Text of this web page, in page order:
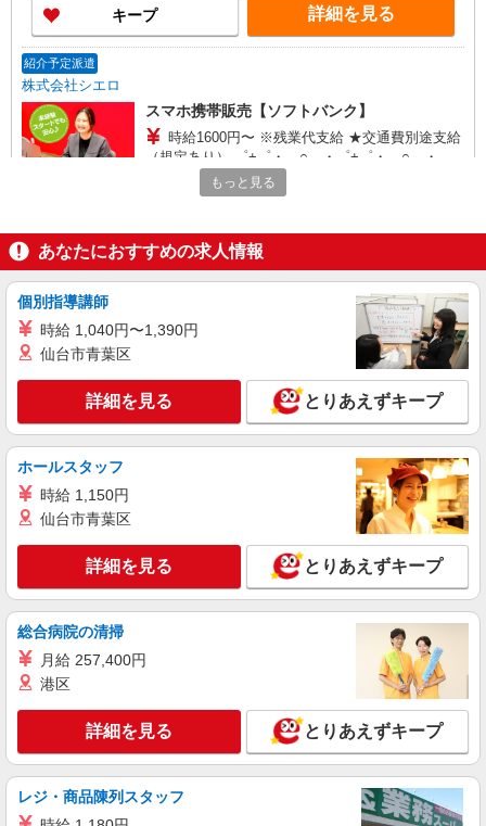
キープ 詳細を見る
紹介予定派遣
株式会社シエロ
スマホ携帯販売【ソフトバンク】
時給1600円〜 ※残業代支給 ★交通費別途支給
（規定あり） ゜+゜・。○。・゜+゜・。○。・゜
+゜ 入社祝い金10万円支給(規定有) お友達を紹介
頂くと, インセンティブ支給(規定有) ★月2回払
+゜・。○。・゜+゜
愛知県愛知郡東郷町の商業施設
キープ 詳細を見る
派遣社員
株式会社シエロ
【docomo】の携帯販売スタッフ
時給1400円〜 ※残業代支給 ★交通費別途支給
+゜ 入社祝い金10万円支給(規定有) お友達を紹介
頂くと, インセンティブ支給(規定有) ★月2回払
い・週払い可能（規程有）★ ゜・。○。・゜
愛知県愛知郡東郷町東郷中央土地区のdocomo
ショップ
キープ 詳細を見る
派遣社員
株式会社シエロ
【softbank】の携帯販売スタッフ
時給1500円〜1600円（経験・能力による） ※
残業代支給 ★交通費別途支給（規定あり） ゜
+゜・。○。・゜+゜・。○。・゜+゜ 入社祝い金10
万円支給(規定有) お友達を紹介頂くと, インセンテ
ィブ支給(規定有) ★月2回払い・週払い可能（規程
有）★ ゜・。○。・゜+゜・。○。・゜+゜
愛知県愛知郡東郷町東郷中央土地区のsoftbank
キープ 詳細を見る
派遣社員
株式会社シエロ
【ソフトバンク】の店舗スタッフ
もっと見る
あなたにおすすめの求人情報
個別指導講師
時給 1,040円〜1,390円
仙台市青葉区
詳細を見る とりあえずキープ
ホールスタッフ
時給 1,150円
仙台市青葉区
詳細を見る とりあえずキープ
総合病院の清掃
月給 257,400円
港区
詳細を見る とりあえずキープ
レジ・商品陳列スタッフ